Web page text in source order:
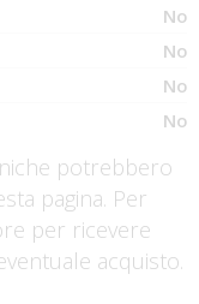
No
No
No
No
potrebbero
pagina. Per
per ricevere
acquisto.